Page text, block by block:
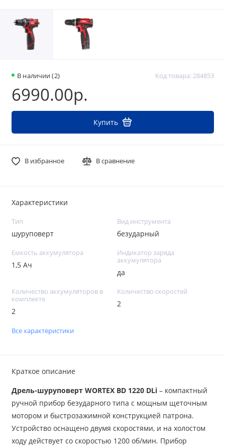
В наличии (2) Код товара: 284853
6990.00р.
Купить
В избранное В сравнение
Характеристики
Тип
шуруповерт
Вид инструмента
безударный
Емкость аккумулятора
1,5 Ач
Индикатор заряда
аккумулятора
да
Количество аккумуляторов в
комплекте
2
Количество скоростей
2
Все характеристики
Краткое описание
Дрель-шуруповерт WORTEX BD 1220 DLi – компактный
ручной прибор безударного типа с мощным щеточным
мотором и быстрозажимной конструкцией патрона.
Устройство оснащено двумя скоростями, и на холостом
ходу действует со скоростью 1200 об/мин. Прибор